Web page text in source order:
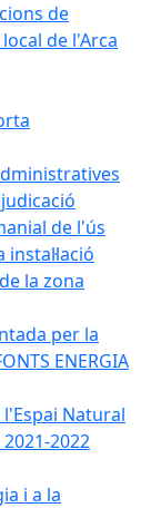
de
de l'Arca
de l'ús
la zona
per la
ENERGIA
Natural
2022
i a la